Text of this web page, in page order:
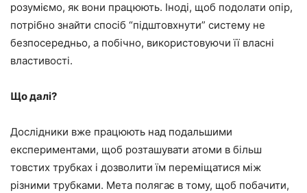
розуміємо, як вони працюють. Іноді, щоб подолати опір,
потрібно знайти спосіб “підштовхнути” систему не
безпосередньо, а побічно, використовуючи її власні
властивості.
Що далі?
Дослідники вже працюють над подальшими
експериментами, щоб розташувати атоми в більш
товстих трубках і дозволити їм переміщатися між
різними трубками. Мета полягає в тому, щоб побачити,